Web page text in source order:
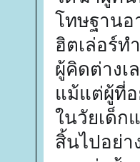
โทษฐาน
ฮิตเล่อร์ท
ผู้คิดต่างเ
แม้แต่ผู้ที่
ในวัยเด็ก
สิ้นไปอย่า